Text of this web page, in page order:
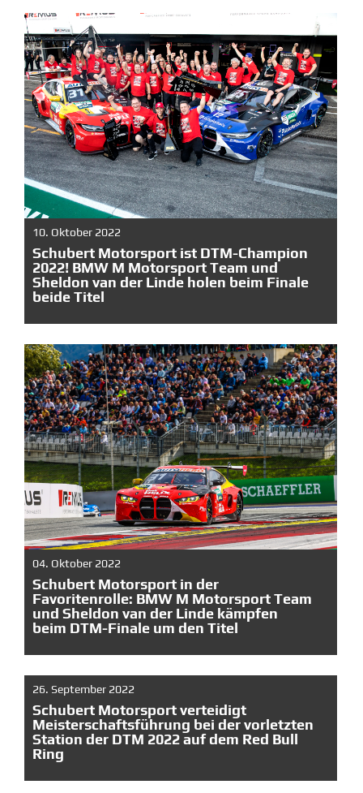
10. Oktober 2022
Schubert Motorsport ist DTM-Champion
2022! BMW M Motorsport Team und
Sheldon van der Linde holen beim Finale
beide Titel
04. Oktober 2022
Schubert Motorsport in der
Favoritenrolle: BMW M Motorsport Team
und Sheldon van der Linde kämpfen
beim DTM-Finale um den Titel
26. September 2022
Schubert Motorsport verteidigt
Meisterschaftsführung bei der vorletzten
Station der DTM 2022 auf dem Red Bull
Ring